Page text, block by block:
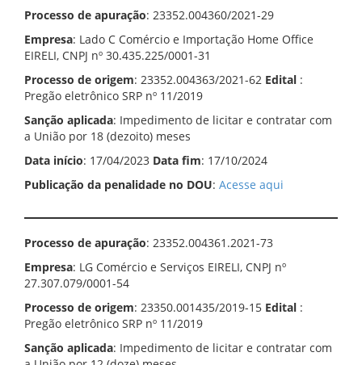
Processo de apuração: 23352.004360/2021-29
Empresa: Lado C Comércio e Importação Home Office
EIRELI, CNPJ nº 30.435.225/0001-31
Processo de origem: 23352.004363/2021-62 Edital :
Pregão eletrônico SRP nº 11/2019
Sanção aplicada: Impedimento de licitar e contratar com
a União por 18 (dezoito) meses
Data início: 17/04/2023 Data fim: 17/10/2024
Publicação da penalidade no DOU: Acesse aqui
Processo de apuração: 23352.004361.2021-73
Empresa: LG Comércio e Serviços EIRELI, CNPJ nº
27.307.079/0001-54
Processo de origem: 23350.001435/2019-15 Edital :
Pregão eletrônico SRP nº 11/2019
Sanção aplicada: Impedimento de licitar e contratar com